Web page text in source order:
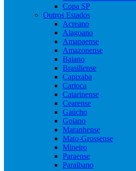
Copa SP
Outros Estados
Acreano
Alagoano
Amapaense
Amazonense
Baiano
Brasiliense
Capixaba
Carioca
Catarinense
Cearense
Gaúcho
Goiano
Maranhense
Mato-Grossense
Mineiro
Paraense
Paraibano